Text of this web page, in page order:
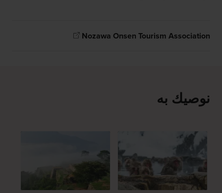
Nozawa Onsen Tourism Association
نوصيك به